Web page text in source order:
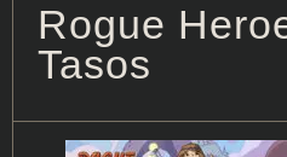
Rogue
Tasos